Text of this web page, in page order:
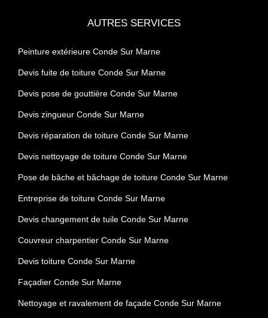
AUTRES SERVICES
Peinture extérieure Conde Sur Marne
Devis fuite de toiture Conde Sur Marne
Devis pose de gouttière Conde Sur Marne
Devis zingueur Conde Sur Marne
Devis réparation de toiture Conde Sur Marne
Devis nettoyage de toiture Conde Sur Marne
Pose de bâche et bâchage de toiture Conde Sur Marne
Entreprise de toiture Conde Sur Marne
Devis changement de tuile Conde Sur Marne
Couvreur charpentier Conde Sur Marne
Devis toiture Conde Sur Marne
Façadier Conde Sur Marne
Nettoyage et ravalement de façade Conde Sur Marne